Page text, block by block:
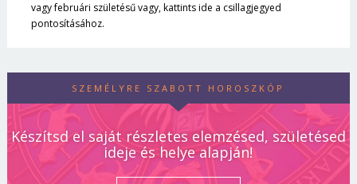
vagy februári születésű vagy, kattints ide a csillagjegyed
pontosításához.
SZEMÉLYRE SZABOTT HOROSZKÓP
Készítsd el saját részletes elemzésed, születésed
ideje és helye alapján!